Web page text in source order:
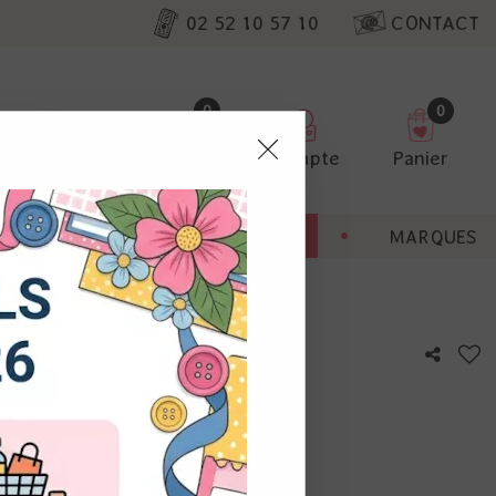
02 52 10 57 10 CONTACT
0
Compte
0
Panier
BONNES AFFAIRES MARQUES
- 06
avis !
nos
non
Vous
à droite